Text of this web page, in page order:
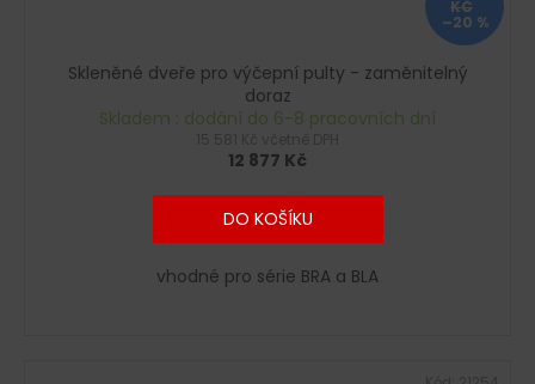
KČ
–20 %
Skleněné dveře pro výčepní pulty - zaměnitelný
doraz
Skladem : dodání do 6-8 pracovních dní
12 877 Kč
DO KOŠÍKU
vhodné pro série BRA a BLA